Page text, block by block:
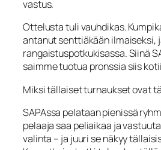
vastus.
Ottelusta tuli vauhdikas.
antanut senttiäkään ilmaiseksi,
rangaistuspotkukisassa. Siinä
saimme tuotua pronssia siis
Miksi tällaiset turnaukset ovat
SAPAssa pelataan pienissä
pelaaja saa peliaikaa ja
valinta – ja juuri se näkyy